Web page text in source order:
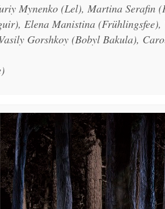
Mynenko (Lel), Martina Serafin
Elena Manistina
Gorshkoy (Bobyl Bakula),